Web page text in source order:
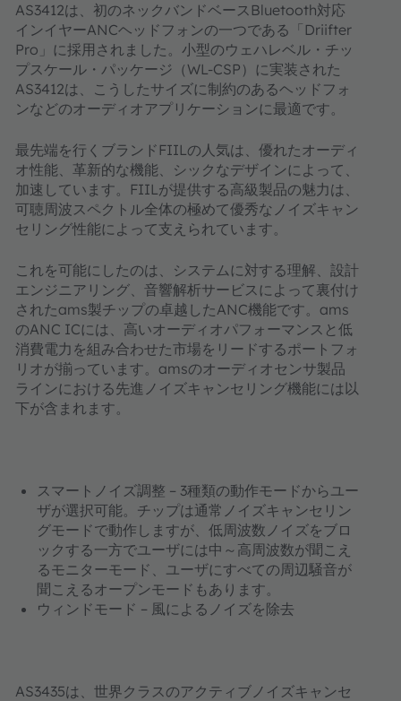
AS3412は、初のネックバンドベースBluetooth対応
インイヤーANCヘッドフォンの一つである「Driifter
Pro」に採用されました。小型のウェハレベル・チッ
プスケール・パッケージ（WL-CSP）に実装された
AS3412は、こうしたサイズに制約のあるヘッドフォ
ンなどのオーディオアプリケーションに最適です。
最先端を行くブランドFIILの人気は、優れたオーディ
オ性能、革新的な機能、シックなデザインによって、
加速しています。FIILが提供する高級製品の魅力は、
可聴周波スペクトル全体の極めて優秀なノイズキャン
セリング性能によって支えられています。
これを可能にしたのは、システムに対する理解、設計
エンジニアリング、音響解析サービスによって裏付け
されたams製チップの卓越したANC機能です。ams
のANC ICには、高いオーディオパフォーマンスと低
消費電力を組み合わせた市場をリードするポートフォ
リオが揃っています。amsのオーディオセンサ製品
ラインにおける先進ノイズキャンセリング機能には以
下が含まれます。
スマートノイズ調整 – 3種類の動作モードからユー
ザが選択可能。チップは通常ノイズキャンセリン
グモードで動作しますが、低周波数ノイズをブロ
ックする一方でユーザには中～高周波数が聞こえ
るモニターモード、ユーザにすべての周辺騒音が
聞こえるオープンモードもあります。
ウィンドモード – 風によるノイズを除去
AS3435は、世界クラスのアクティブノイズキャンセ